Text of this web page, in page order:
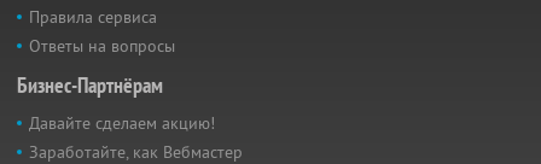
Правила сервиса
Ответы на вопросы
Бизнес-Партнёрам
Давайте сделаем акцию!
Заработайте, как Вебмастер